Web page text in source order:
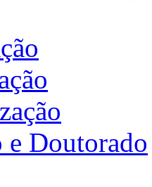
e Doutorado